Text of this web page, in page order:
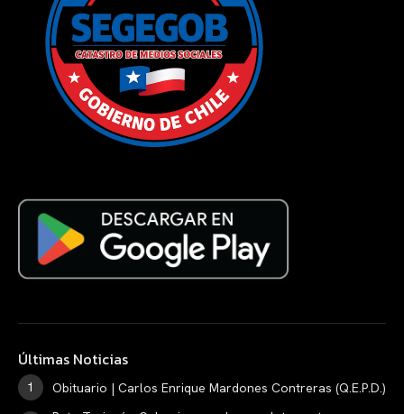
Últimas Noticias
Obituario | Carlos Enrique Mardones Contreras (Q.E.P.D.)